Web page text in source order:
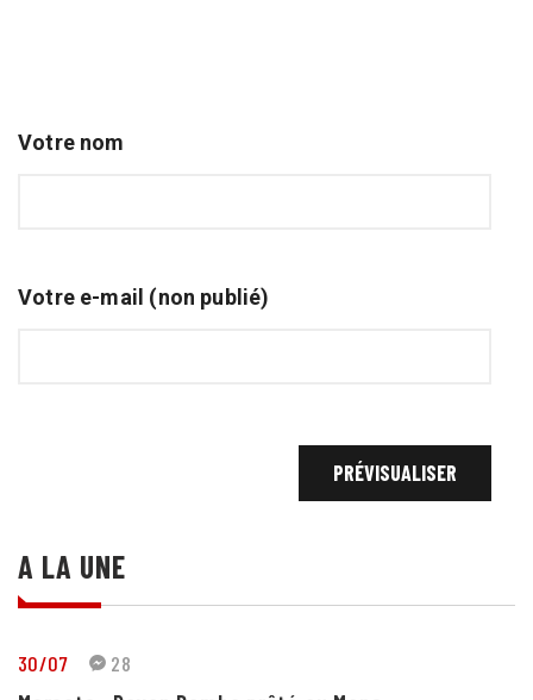
Votre nom
Votre e-mail (non publié)
A LA UNE
30/07 28